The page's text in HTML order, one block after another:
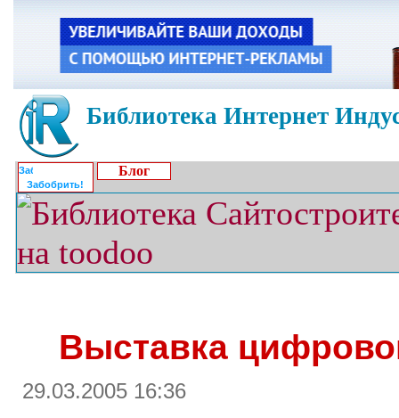
Библиотека Интернет
Забобрить!
Блог
Выставка
29.03.2005 16:36